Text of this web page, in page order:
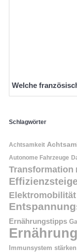
Welche
Schlagwörter
Achtsamkeit
Autonome Fahrzeuge
Transformation
Elektromobilität
Ernährungstipps
Ernährung
Immunsystem stärken